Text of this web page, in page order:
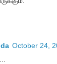
October 24,